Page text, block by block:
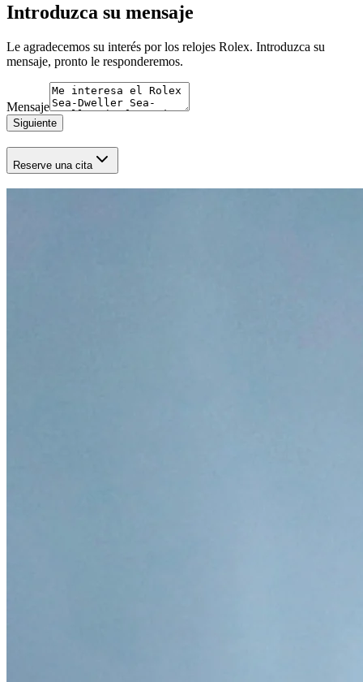
Introduzca su mensaje
Le agradecemos su interés por los relojes Rolex. Introduzca su
mensaje, pronto le responderemos.
Mensaje
Siguiente
Reserve una cita